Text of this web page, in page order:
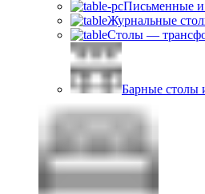
Письменные
Журнальные
Столы —
Барные столы